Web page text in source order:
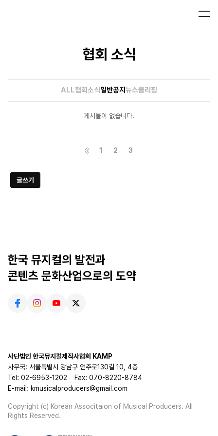
협회 소식
ALL협회소식일반공지 뉴스클리핑
게시물이 없습니다.
1 2 3
글쓰기
한국 뮤지컬의 발전과
콘텐츠 문화산업으로의 도약
사단법인 한국뮤지컬제작사협회 KAMP
사무국: 서울특별시 강남구 언주로130길 10, 4층
Tel: 02-6953-1202
Fax: 070-8220-8784
E-mail: kmusicalproducers@gmail.com
Copyright (c) Korean Associtaion of Musical Producers. All
Rights Reserved.